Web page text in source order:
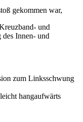
gekommen war,
und
des Innen- und
zum Linksschwung
hangaufwärts